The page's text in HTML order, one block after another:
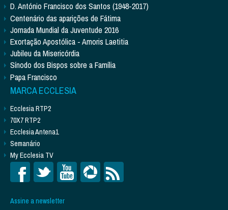
D. António Francisco dos Santos (1948-2017)
Centenário das aparições de Fátima
Jornada Mundial da Juventude 2016
Exortação Apostólica - Amoris Laetitia
Jubileu da Misericórdia
Sínodo dos Bispos sobre a Família
Papa Francisco
MARCA ECCLESIA
Ecclesia RTP2
70X7 RTP2
Ecclesia Antena1
Semanário
My Ecclesia TV
Assine a newsletter